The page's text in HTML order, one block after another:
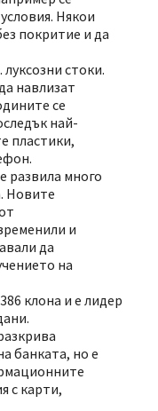
Някои
покритие и да
стоки.
навлизат
се
най-
пластики,
развила много
Новите
и
да
на
клона и е лидер
банката, но е
с карти,